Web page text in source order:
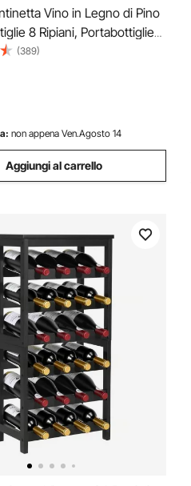
Vino in Legno di Pino
8 Ripiani, Portabottiglie
con Capacità di Carico
kg, Portabottiglie per
Bar, Sala da Pranzo
(389)
non appena Ven.Agosto 14
Aggiungi al carrello